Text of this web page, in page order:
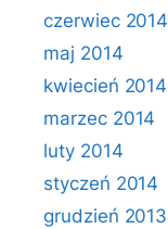
czerwiec 2014
maj 2014
kwiecień 2014
marzec 2014
luty 2014
styczeń 2014
grudzień 2013